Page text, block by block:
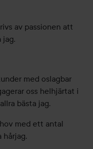
av passionen att
jag.
med oslagbar
oss helhjärtat i
bästa jag.
med ett antal